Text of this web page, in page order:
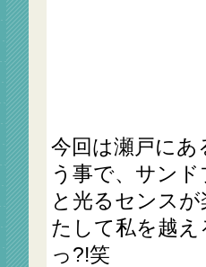
今回は瀬戸に
う事で、サン
と光るセンス
たして私を越
っ?!笑